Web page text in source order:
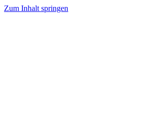
Zum Inhalt springen